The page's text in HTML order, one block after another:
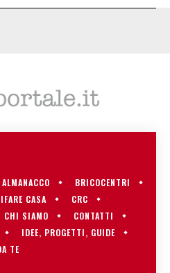
ALMANACCO
BRICOCENTRI
CASA
CRC
CHI SIAMO
CONTATTI
IDEE, PROGETTI, GUIDE
TE